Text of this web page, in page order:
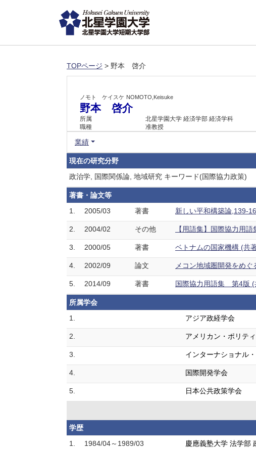
TOPページ > 野本 啓介
ノモト ケイスケ NOMOTO,Keisuke
野本 啓介
所属
北星学園大学 経済学部 経済学科
職種
准教授
業績
現在の研究分野
政治学, 国際関係論, 地域研究 キーワード(国際協力政策)
著書・論文等
1.
2005/03 著書 新しい平和構築論,139-
2. 2004/02 その他 【用語集】国際協力用
3. 2000/05 著書 ベトナムの国家機構 (共
4. 2002/09 論文 メコン地域圏開発をめ
5. 2014/09 著書 国際協力用語集 第4版 (
所属学会
1.
アジア政経学会
2. アメリカン・ポリテ
3. インターナショナル
4. 国際開発学会
5. 日本公共政策学会
学歴
1.
1984/04～1989/03 慶應義塾大学 法学部